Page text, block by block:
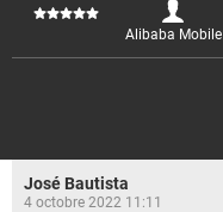
Alibaba Mobile
José Bautista
4 octobre 2022 11:11